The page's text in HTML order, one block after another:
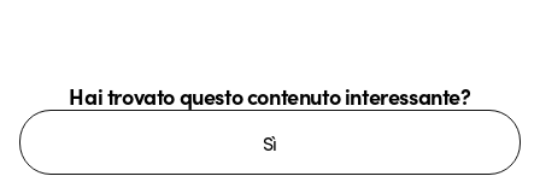
Hai trovato questo contenuto interessante?
Sì